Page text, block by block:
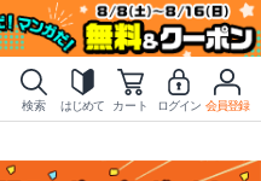
検索 はじめて カート ログイン 会員登録